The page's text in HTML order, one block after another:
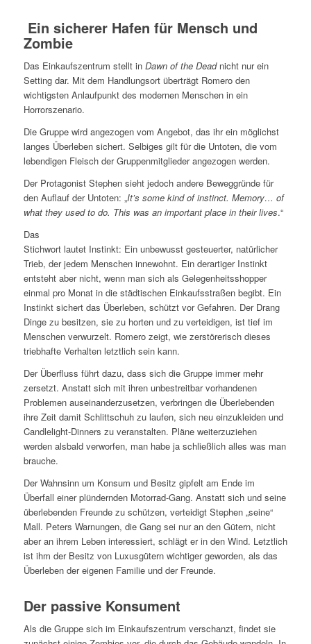
Ein sicherer Hafen für Mensch und
Zombie
Das Einkaufszentrum stellt in Dawn of the Deadnicht nur ein
Setting dar. Mit dem Handlungsort überträgt Romero den
wichtigsten Anlaufpunkt des modernen Menschen in ein
Horrorszenario.
Die Gruppe wird angezogen vom Angebot, das ihr ein möglichst
langes Überleben sichert. Selbiges gilt für die Untoten, die vom
lebendigen Fleisch der Gruppenmitglieder angezogen werden.
Der Protagonist Stephen sieht jedoch andere Beweggründe für
den Auflauf der Untoten: „It’s some kind of instinct. Memory… of
what they used to do. This was an important place in their lives.“
Das
Stichwort lautet Instinkt: Ein unbewusst gesteuerter, natürlicher
Trieb, der jedem Menschen innewohnt. Ein derartiger Instinkt
entsteht aber nicht, wenn man sich als Gelegenheitsshopper
einmal pro Monat in die städtischen Einkaufsstraßen begibt. Ein
Instinkt sichert das Überleben, schützt vor Gefahren. Der Drang
Dinge zu besitzen, sie zu horten und zu verteidigen, ist tief im
Menschen verwurzelt. Romero zeigt, wie zerstörerisch dieses
triebhafte Verhalten letztlich sein kann.
Der Überfluss führt dazu, dass sich die Gruppe immer mehr
zersetzt. Anstatt sich mit ihren unbestreitbar vorhandenen
Problemen auseinanderzusetzen, verbringen die Überlebenden
ihre Zeit damit Schlittschuh zu laufen, sich neu einzukleiden und
Candlelight-Dinners zu veranstalten. Pläne weiterzuziehen
werden alsbald verworfen, man habe ja schließlich alles was man
brauche.
Der Wahnsinn um Konsum und Besitz gipfelt am Ende im
Überfall einer plündernden Motorrad-Gang. Anstatt sich und seine
überlebenden Freunde zu schützen, verteidigt Stephen „seine“
Mall. Peters Warnungen, die Gang sei nur an den Gütern, nicht
aber an ihrem Leben interessiert, schlägt er in den Wind. Letztlich
ist ihm der Besitz von Luxusgütern wichtiger geworden, als das
Überleben der eigenen Familie und der Freunde.
Der passive Konsument
Als die Gruppe sich im Einkaufszentrum verschanzt, findet sie